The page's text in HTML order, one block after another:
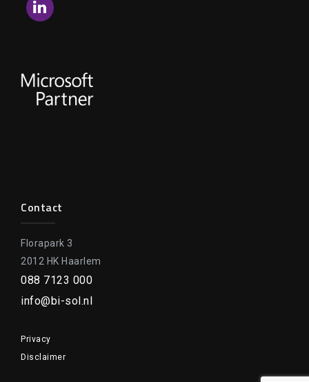
LinkedIn
Contact
Florapark 3
2012 HK Haarlem
088 7123 000
info@bi-sol.nl
Privacy
Disclaimer